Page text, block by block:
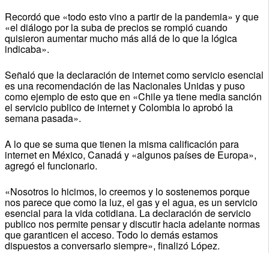
Recordó que «todo esto vino a partir de la pandemia» y que
«el diálogo por la suba de precios se rompió cuando
quisieron aumentar mucho más allá de lo que la lógica
indicaba».
Señaló que la declaración de internet como servicio esencial
es una recomendación de las Nacionales Unidas y puso
como ejemplo de esto que en «Chile ya tiene media sanción
el servicio publico de internet y Colombia lo aprobó la
semana pasada».
A lo que se suma que tienen la misma calificación para
internet en México, Canadá y «algunos países de Europa»,
agregó el funcionario.
«Nosotros lo hicimos, lo creemos y lo sostenemos porque
nos parece que como la luz, el gas y el agua, es un servicio
esencial para la vida cotidiana. La declaración de servicio
publico nos permite pensar y discutir hacia adelante normas
que garanticen el acceso. Todo lo demás estamos
dispuestos a conversarlo siempre», finalizó López.